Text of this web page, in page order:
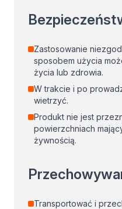
Zastosowanie
sposobem użycia
życia lub zdrowia.
W trakcie i po
wietrzyć.
Produkt nie jest
powierzchniach
żywnością.
Transportować i